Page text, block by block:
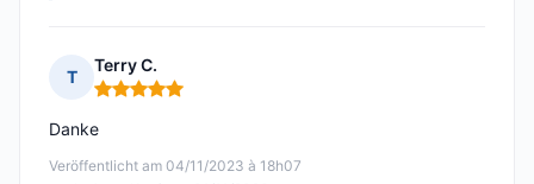
T
Terry C.
Hinweis: 5 von 5
Veröffentlicht am 04/11/2023 à 18h07
Danke